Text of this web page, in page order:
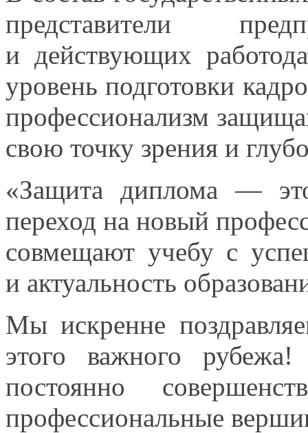
представители
и действующих
уровень подготовки
профессионализм
свою точку зрения и
«Защита диплома —
переход на новый
совмещают учебу с
и актуальность
Мы искренне
этого важного
постоянно
профессиональные